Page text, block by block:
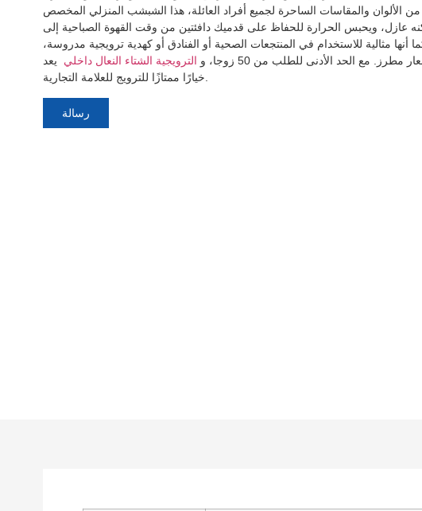
الألوان والمقاسات الساحرة لجميع أفراد العائلة، هذا الشبشب المنزلي المخصص
عازل، ويحبس الحرارة للحفاظ على قدميك دافئتين من وقت القهوة الصباحية إلى
أنها مثالية للاستخدام في المنتجعات الصحية أو الفنادق أو كهدية ترويجية مدروسة،
مع الحد الأدنى للطلب من 50 زوجا، و
الترويجية الشتاء النعال داخلي
يعد
رسالة